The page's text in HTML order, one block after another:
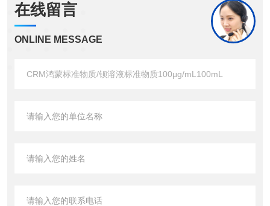
在线留言
ONLINE MESSAGE